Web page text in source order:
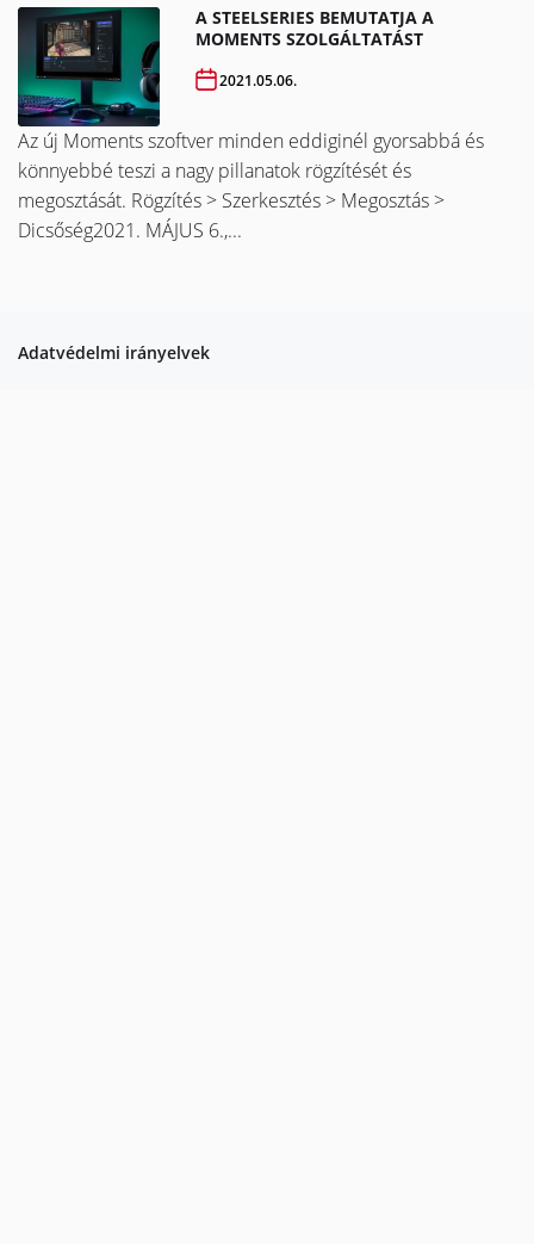
A STEELSERIES BEMUTATJA A
MOMENTS SZOLGÁLTATÁST
2021.05.06.
Az új Moments szoftver minden eddiginél gyorsabbá és
könnyebbé teszi a nagy pillanatok rögzítését és
megosztását. Rögzítés > Szerkesztés > Megosztás >
Dicsőség2021. MÁJUS 6.,...
Adatvédelmi irányelvek